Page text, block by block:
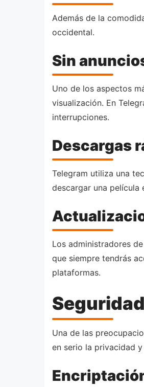
Además de la
occidental.
Sin
Uno de los aspectos
visualización. En
interrupciones.
Descargas
Telegram utiliza una
descargar una
Los administradores
que siempre tendrás
plataformas.
Una de las
en serio la privacidad